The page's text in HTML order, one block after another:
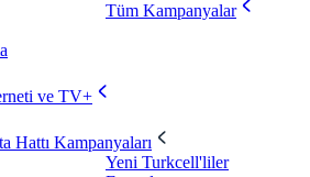
Tüm Kampanyalar
ve TV+
Hattı Kampanyaları
Yeni Turkcell'liler